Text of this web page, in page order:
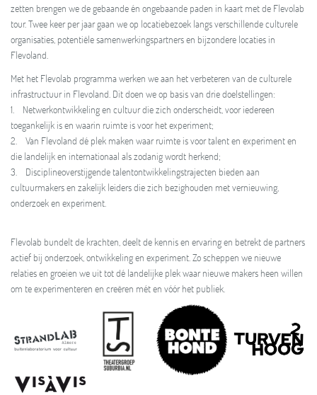
zetten brengen we de gebaande én ongebaande paden in kaart met de Flevolab
tour. Twee keer per jaar gaan we op locatiebezoek langs verschillende culturele
organisaties, potentiële samenwerkingspartners en bijzondere locaties in
Flevoland.
Met het Flevolab programma werken we aan het verbeteren van de culturele
infrastructuur in Flevoland. Dit doen we op basis van drie doelstellingen:
1. Netwerkontwikkeling en cultuur die zich onderscheidt, voor iedereen
toegankelijk is en waarin ruimte is voor het experiment;
2. Van Flevoland dé plek maken waar ruimte is voor talent en experiment en
die landelijk en internationaal als zodanig wordt herkend;
3. Disciplineoverstijgende talentontwikkelingstrajecten bieden aan
cultuurmakers en zakelijk leiders die zich bezighouden met vernieuwing,
onderzoek en experiment.
Flevolab bundelt de krachten, deelt de kennis en ervaring en betrekt de partners
actief bij onderzoek, ontwikkeling en experiment. Zo scheppen we nieuwe
relaties en groeien we uit tot dé landelijke plek waar nieuwe makers heen willen
om te experimenteren en creëren mét en vóór het publiek.